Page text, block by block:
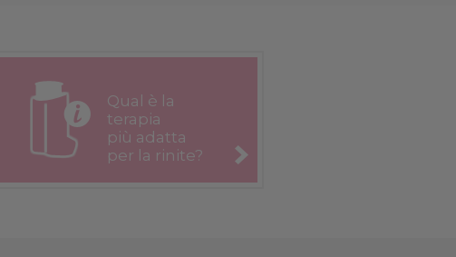
Qual è la
terapia
più adatta
per la rinite?